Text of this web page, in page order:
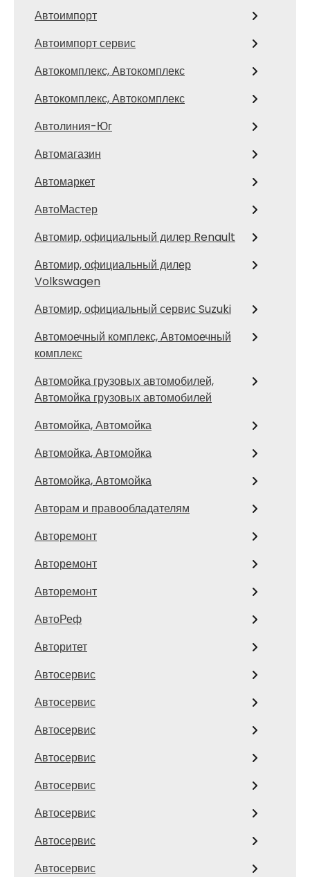
Автоимпорт
Автоимпорт сервис
Автокомплекс, Автокомплекс
Автокомплекс, Автокомплекс
Автолиния-Юг
Автомагазин
Автомаркет
АвтоМастер
Автомир, официальный дилер Renault
Автомир, официальный дилер
Volkswagen
Автомир, официальный сервис Suzuki
Автомоечный комплекс, Автомоечный
комплекс
Автомойка грузовых автомобилей,
Автомойка грузовых автомобилей
Автомойка, Автомойка
Автомойка, Автомойка
Автомойка, Автомойка
Авторам и правообладателям
Авторемонт
Авторемонт
Авторемонт
АвтоРеф
Авторитет
Автосервис
Автосервис
Автосервис
Автосервис
Автосервис
Автосервис
Автосервис
Автосервис